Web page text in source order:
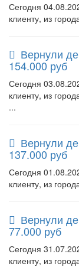
Сегодня
клиенту, из
Вернули
154.000 руб
Сегодня
клиенту, из
...
Вернули
137.000 руб
Сегодня
клиенту, из
Вернули
77.000 руб
Сегодня
клиенту, из